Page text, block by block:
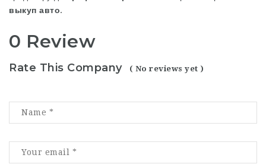
выкуп авто.
0 Review
Rate This Company ( No reviews yet )